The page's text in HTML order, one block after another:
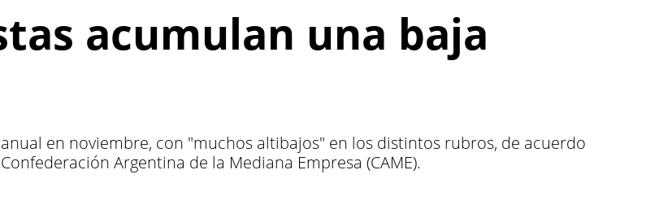
acumulan una baja
en noviembre, con "muchos altibajos" en los distintos rubros, de acuerdo
Argentina de la Mediana Empresa (CAME).